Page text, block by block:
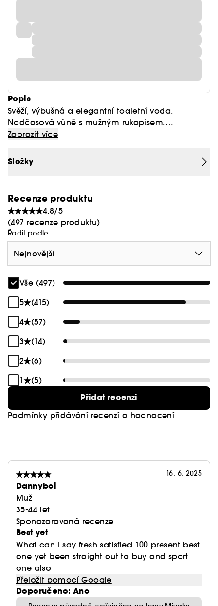
Popis
Svěží, výbušná a elegantní toaletní voda.
Nadčasová vůně s mužným rukopisem.
Pulzující setkání svěžesti citrusu yuzu s kořeněným
santalovým dřevem.
Zobrazit více
Složky
Recenze produktu
4.8/5
(497 recenze produktu)
Řadit podle
Nejnovější
Vše (497)
5
(415)
4
(57)
3
(14)
2
(6)
1
(5)
Přidat recenzi
Podmínky přidávání recenzí a hodnocení
16. 6. 2025
Dannyboi
Muž
35-44 let
Sponozorovaná recenze
Best yet
What can I say fresh satisfied 100 present best
one yet been straight out to buy and sport
one also
Přeložit pomocí Google
Doporučeno: Ano